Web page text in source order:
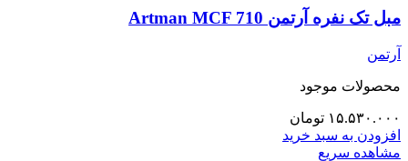
مبل تک نفره آرتمن Artman MCF 710
آرتمن
محصولات موجود
۱۵.۵۳۰.۰۰۰ تومان
افزودن به سبد خرید
مشاهده سریع